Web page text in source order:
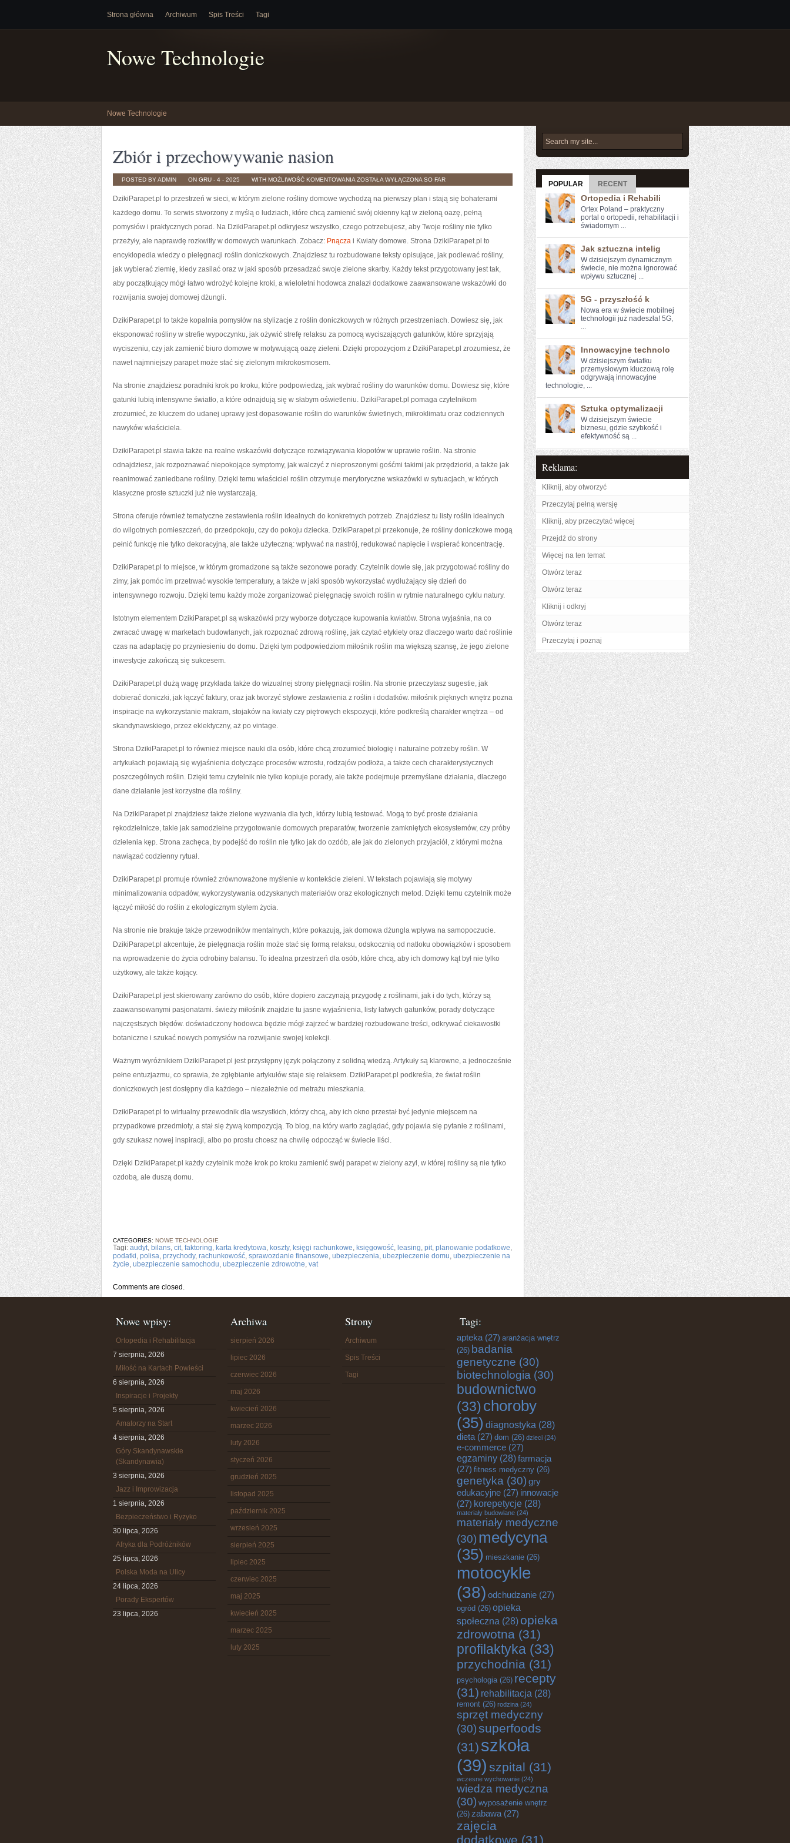
Strona główna Archiwum Spis Treści Tagi
Nowe Technologie
Nowe Technologie
Zbiór i przechowywanie nasion
POSTED BY ADMIN ON GRU - 4 - 2025 WITH MOŻLIWOŚĆ KOMENTOWANIA ZBIÓR
I
NASION
ZOSTAŁA WYŁĄCZONA SO FAR
DzikiParapet.pl to przestrzeń w sieci, w którym zielone rośliny domowe wychodzą na pierwszy plan i stają się bohaterami
każdego domu. To serwis stworzony z myślą o ludziach, które chcą zamienić swój okienny kąt w zieloną oazę, pełną
pomysłów i praktycznych porad. Na DzikiParapet.pl odkryjesz wszystko, czego potrzebujesz, aby Twoje rośliny nie tylko
przeżyły, ale naprawdę rozkwitły w domowych warunkach. Zobacz: Pnącza i Kwiaty domowe. Strona DzikiParapet.pl to
encyklopedia wiedzy o pielęgnacji roślin doniczkowych. Znajdziesz tu rozbudowane teksty opisujące, jak podlewać rośliny,
jak wybierać ziemię, kiedy zasilać oraz w jaki sposób przesadzać swoje zielone skarby. Każdy tekst przygotowany jest tak,
aby początkujący mógł łatwo wdrożyć kolejne kroki, a wieloletni hodowca znalazł dodatkowe zaawansowane wskazówki do
rozwijania swojej domowej dżungli.
DzikiParapet.pl to także kopalnia pomysłów na stylizacje z roślin doniczkowych w różnych przestrzeniach. Dowiesz się, jak
eksponować rośliny w strefie wypoczynku, jak ożywić strefę relaksu za pomocą wyciszających gatunków, które sprzyjają
wyciszeniu, czy jak zamienić biuro domowe w motywującą oazę zieleni. Dzięki propozycjom z DzikiParapet.pl zrozumiesz, że
nawet najmniejszy parapet może stać się zielonym mikrokosmosem.
Na stronie znajdziesz poradniki krok po kroku, które podpowiedzą, jak wybrać rośliny do warunków domu. Dowiesz się, które
gatunki lubią intensywne światło, a które odnajdują się w słabym oświetleniu. DzikiParapet.pl pomaga czytelnikom
zrozumieć, że kluczem do udanej uprawy jest dopasowanie roślin do warunków świetlnych, mikroklimatu oraz codziennych
nawyków właściciela.
DzikiParapet.pl stawia także na realne wskazówki dotyczące rozwiązywania kłopotów w uprawie roślin. Na stronie
odnajdziesz, jak rozpoznawać niepokojące symptomy, jak walczyć z nieproszonymi gośćmi takimi jak przędziorki, a także jak
reanimować zaniedbane rośliny. Dzięki temu właściciel roślin otrzymuje merytoryczne wskazówki w sytuacjach, w których
klasyczne proste sztuczki już nie wystarczają.
Strona oferuje również tematyczne zestawienia roślin idealnych do konkretnych potrzeb. Znajdziesz tu listy roślin idealnych
do wilgotnych pomieszczeń, do przedpokoju, czy do pokoju dziecka. DzikiParapet.pl przekonuje, że rośliny doniczkowe mogą
pełnić funkcję nie tylko dekoracyjną, ale także użyteczną: wpływać na nastrój, redukować napięcie i wspierać koncentrację.
DzikiParapet.pl to miejsce, w którym gromadzone są także sezonowe porady. Czytelnik dowie się, jak przygotować rośliny do
zimy, jak pomóc im przetrwać wysokie temperatury, a także w jaki sposób wykorzystać wydłużający się dzień do
intensywnego rozwoju. Dzięki temu każdy może zorganizować pielęgnację swoich roślin w rytmie naturalnego cyklu natury.
Istotnym elementem DzikiParapet.pl są wskazówki przy wyborze dotyczące kupowania kwiatów. Strona wyjaśnia, na co
zwracać uwagę w marketach budowlanych, jak rozpoznać zdrową roślinę, jak czytać etykiety oraz dlaczego warto dać roślinie
czas na adaptację po przyniesieniu do domu. Dzięki tym podpowiedziom miłośnik roślin ma większą szansę, że jego zielone
inwestycje zakończą się sukcesem.
DzikiParapet.pl dużą wagę przykłada także do wizualnej strony pielęgnacji roślin. Na stronie przeczytasz sugestie, jak
dobierać doniczki, jak łączyć faktury, oraz jak tworzyć stylowe zestawienia z roślin i dodatków. miłośnik pięknych wnętrz pozna
inspiracje na wykorzystanie makram, stojaków na kwiaty czy piętrowych ekspozycji, które podkreślą charakter wnętrza – od
skandynawskiego, przez eklektyczny, aż po vintage.
Strona DzikiParapet.pl to również miejsce nauki dla osób, które chcą zrozumieć biologię i naturalne potrzeby roślin. W
artykułach pojawiają się wyjaśnienia dotyczące procesów wzrostu, rodzajów podłoża, a także cech charakterystycznych
poszczególnych roślin. Dzięki temu czytelnik nie tylko kopiuje porady, ale także podejmuje przemyślane działania, dlaczego
dane działanie jest korzystne dla rośliny.
Na DzikiParapet.pl znajdziesz także zielone wyzwania dla tych, którzy lubią testować. Mogą to być proste działania
rękodzielnicze, takie jak samodzielne przygotowanie domowych preparatów, tworzenie zamkniętych ekosystemów, czy próby
dzielenia kęp. Strona zachęca, by podejść do roślin nie tylko jak do ozdób, ale jak do zielonych przyjaciół, z którymi można
nawiązać codzienny rytuał.
DzikiParapet.pl promuje również zrównoważone myślenie w kontekście zieleni. W tekstach pojawiają się motywy
minimalizowania odpadów, wykorzystywania odzyskanych materiałów oraz ekologicznych metod. Dzięki temu czytelnik może
łączyć miłość do roślin z ekologicznym stylem życia.
Na stronie nie brakuje także przewodników mentalnych, które pokazują, jak domowa dżungla wpływa na samopoczucie.
DzikiParapet.pl akcentuje, że pielęgnacja roślin może stać się formą relaksu, odskocznią od natłoku obowiązków i sposobem
na wprowadzenie do życia odrobiny balansu. To idealna przestrzeń dla osób, które chcą, aby ich domowy kąt był nie tylko
użytkowy, ale także kojący.
DzikiParapet.pl jest skierowany zarówno do osób, które dopiero zaczynają przygodę z roślinami, jak i do tych, którzy są
zaawansowanymi pasjonatami. świeży miłośnik znajdzie tu jasne wyjaśnienia, listy łatwych gatunków, porady dotyczące
najczęstszych błędów. doświadczony hodowca będzie mógł zajrzeć w bardziej rozbudowane treści, odkrywać ciekawostki
botaniczne i szukać nowych pomysłów na rozwijanie swojej kolekcji.
Ważnym wyróżnikiem DzikiParapet.pl jest przystępny język połączony z solidną wiedzą. Artykuły są klarowne, a jednocześnie
pełne entuzjazmu, co sprawia, że zgłębianie artykułów staje się relaksem. DzikiParapet.pl podkreśla, że świat roślin
doniczkowych jest dostępny dla każdego – niezależnie od metrażu mieszkania.
DzikiParapet.pl to wirtualny przewodnik dla wszystkich, którzy chcą, aby ich okno przestał być jedynie miejscem na
przypadkowe przedmioty, a stał się żywą kompozycją. To blog, na który warto zaglądać, gdy pojawia się pytanie z roślinami,
gdy szukasz nowej inspiracji, albo po prostu chcesz na chwilę odpocząć w świecie liści.
Dzięki DzikiParapet.pl każdy czytelnik może krok po kroku zamienić swój parapet w zielony azyl, w której rośliny są nie tylko
ozdobą, ale duszą domu.
CATEGORIES: NOWE TECHNOLOGIE
Tagi: audyt, bilans, cit, faktoring, karta kredytowa, koszty, księgi rachunkowe, księgowość, leasing, pit, planowanie podatkowe,
podatki, polisa, przychody, rachunkowość, sprawozdanie finansowe, ubezpieczenia, ubezpieczenie domu, ubezpieczenie na
życie, ubezpieczenie samochodu, ubezpieczenie zdrowotne, vat
Comments are closed.
POPULAR RECENT
Ortopedia i Rehabili
Ortex Poland – praktyczny
portal o ortopedii, rehabilitacji i
świadomym ...
Jak sztuczna intelig
W dzisiejszym dynamicznym
świecie, ​nie można​ ignorować
wpływu sztucznej ...
5G - przyszłość k
Nowa era w świecie mobilnej
technologii już nadeszła! 5G,
...
Innowacyjne technolo
W dzisiejszym światku
przemysłowym kluczową rolę
odgrywają innowacyjne
technologie, ...
Sztuka optymalizacji
W‍ dzisiejszym świecie⁤
biznesu, ⁤gdzie szybkość i
efektywność są ...
Reklama:
Kliknij, aby otworzyć
Przeczytaj pełną wersję
Kliknij, aby przeczytać więcej
Przejdź do strony
Więcej na ten temat
Otwórz teraz
Otwórz teraz
Kliknij i odkryj
Otwórz teraz
Przeczytaj i poznaj
Nowe wpisy:
Ortopedia i Rehabilitacja
7 sierpnia, 2026
Miłość na Kartach Powieści
6 sierpnia, 2026
Inspiracje i Projekty
5 sierpnia, 2026
Amatorzy na Start
4 sierpnia, 2026
Góry Skandynawskie
(Skandynawia)
3 sierpnia, 2026
Jazz i Improwizacja
1 sierpnia, 2026
Bezpieczeństwo i Ryzyko
30 lipca, 2026
Afryka dla Podróżników
25 lipca, 2026
Polska Moda na Ulicy
24 lipca, 2026
Porady Ekspertów
23 lipca, 2026
Archiwa
sierpień 2026
lipiec 2026
czerwiec 2026
maj 2026
kwiecień 2026
marzec 2026
luty 2026
styczeń 2026
grudzień 2025
listopad 2025
październik 2025
wrzesień 2025
sierpień 2025
lipiec 2025
czerwiec 2025
maj 2025
kwiecień 2025
marzec 2025
luty 2025
Strony
Archiwum
Spis Treści
Tagi
Tagi:
apteka (27) aranżacja wnętrz
(26) badania
genetyczne (30)
biotechnologia (30)
budownictwo
(33)choroby
(35) diagnostyka (28)
dieta (27) dom (26) dzieci (24)
e-commerce (27)
egzaminy (28)farmacja
(27) fitness medyczny (26)
genetyka (30) gry
edukacyjne (27) innowacje
(27) korepetycje (28)
materiały budowlane (24)
materiały medyczne
(30) medycyna
(35) mieszkanie (26)
motocykle
(38) odchudzanie (27)
ogród (26) opieka
społeczna (28) opieka
zdrowotna (31)
profilaktyka (33)
przychodnia (31)
psychologia(26) recepty
(31) rehabilitacja (28)
remont (26) rodzina (24)
sprzęt medyczny
(30)superfoods
(31) szkoła
(39) szpital (31)
wczesne wychowanie (24)
wiedza medyczna
(30) wyposażenie wnętrz
(26) zabawa (27)
zajęcia
dodatkowe (31)